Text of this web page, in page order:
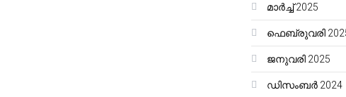
മാർച്ച്‌ 2025
ഫെബ്രുവരി
ജനുവരി 2025
ഡിസംബർ 2024